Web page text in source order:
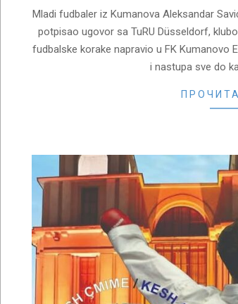
Mladi fudbaler iz Kumanova Aleksandar
potpisao ugovor sa TuRU Düsseldorf,
fudbalske korake napravio u FK Kumanovo
i nastupa sve do